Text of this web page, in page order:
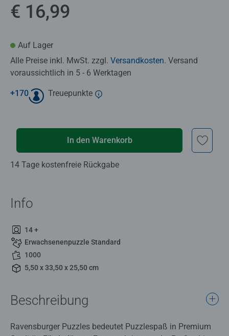
€ 16,99
Auf Lager
Alle Preise inkl. MwSt. zzgl. Versandkosten. Versand
voraussichtlich in 5 - 6 Werktagen
+170 Treuepunkte
In den Warenkorb
14 Tage kostenfreie Rückgabe
Info
14 +
Erwachsenenpuzzle Standard
1000
5,50 x 33,50 x 25,50 cm
Beschreibung
Ravensburger Puzzles bedeutet Puzzlespaß in Premium